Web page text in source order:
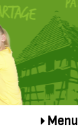
Menu